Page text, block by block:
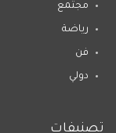
مجتمع
رياضة
فن
دولي
تصنيفات